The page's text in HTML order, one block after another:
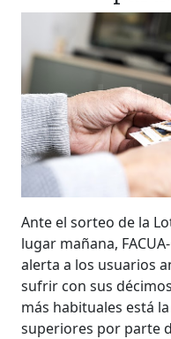
Ante el sorteo de la
lugar mañana,
alerta a los usuarios
sufrir con sus
más habituales está
superiores por parte